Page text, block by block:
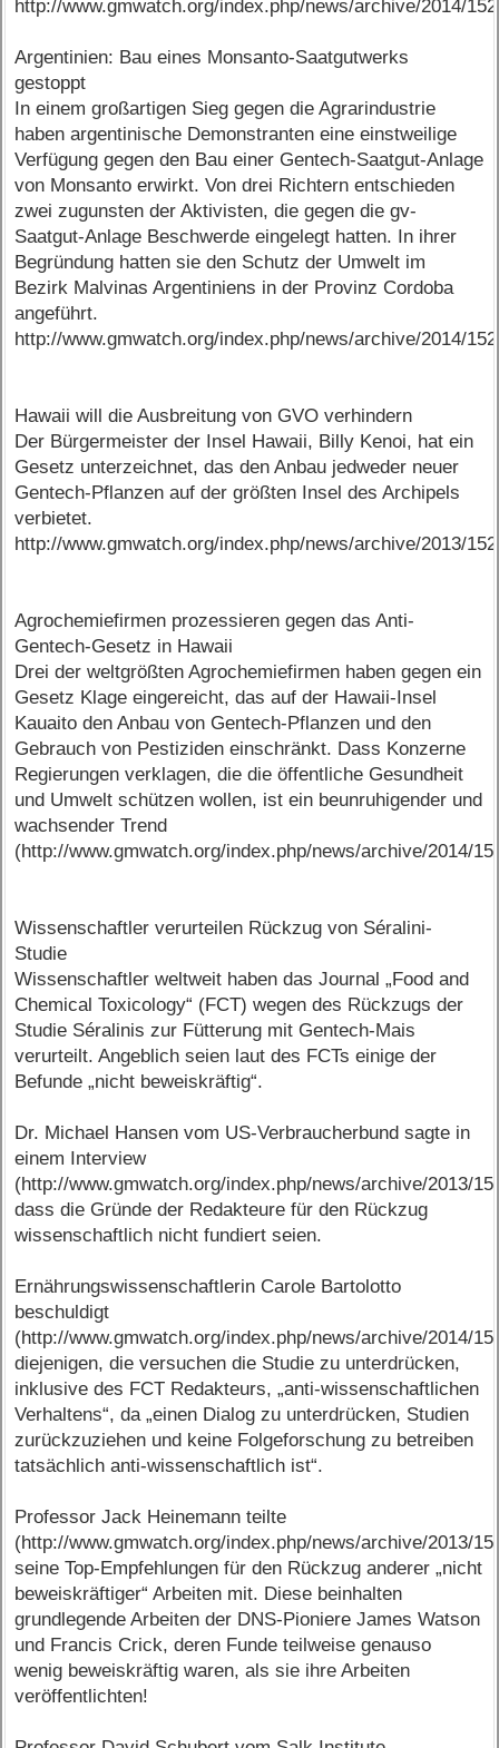
http://www.gmwatch.org/index.php/news/archive/2014/
Argentinien: Bau eines Monsanto-Saatgutwerks
gestoppt
In einem großartigen Sieg gegen die Agrarindustrie
haben argentinische Demonstranten eine einstweilige
Verfügung gegen den Bau einer Gentech-Saatgut-Anlage
von Monsanto erwirkt. Von drei Richtern entschieden
zwei zugunsten der Aktivisten, die gegen die gv-
Saatgut-Anlage Beschwerde eingelegt hatten. In ihrer
Begründung hatten sie den Schutz der Umwelt im
Bezirk Malvinas Argentiniens in der Provinz Cordoba
angeführt.
http://www.gmwatch.org/index.php/news/archive/2014/
Hawaii will die Ausbreitung von GVO verhindern
Der Bürgermeister der Insel Hawaii, Billy Kenoi, hat ein
Gesetz unterzeichnet, das den Anbau jedweder neuer
Gentech-Pflanzen auf der größten Insel des Archipels
verbietet.
http://www.gmwatch.org/index.php/news/archive/2013/
Agrochemiefirmen prozessieren gegen das Anti-
Gentech-Gesetz in Hawaii
Drei der weltgrößten Agrochemiefirmen haben gegen ein
Gesetz Klage eingereicht, das auf der Hawaii-Insel
Kauaito den Anbau von Gentech-Pflanzen und den
Gebrauch von Pestiziden einschränkt. Dass Konzerne
Regierungen verklagen, die die öffentliche Gesundheit
und Umwelt schützen wollen, ist ein beunruhigender und
wachsender Trend
(http://www.gmwatch.org/index.php/news/archive/2014/
Wissenschaftler verurteilen Rückzug von Séralini-
Studie
Wissenschaftler weltweit haben das Journal „Food and
Chemical Toxicology“ (FCT) wegen des Rückzugs der
Studie Séralinis zur Fütterung mit Gentech-Mais
verurteilt. Angeblich seien laut des FCTs einige der
Befunde „nicht beweiskräftig“.
Dr. Michael Hansen vom US-Verbraucherbund sagte in
einem Interview
(http://www.gmwatch.org/index.php/news/archive/2013/
dass die Gründe der Redakteure für den Rückzug
wissenschaftlich nicht fundiert seien.
Ernährungswissenschaftlerin Carole Bartolotto
beschuldigt
(http://www.gmwatch.org/index.php/news/archive/2014/
diejenigen, die versuchen die Studie zu unterdrücken,
inklusive des FCT Redakteurs, „anti-wissenschaftlichen
Verhaltens“, da „einen Dialog zu unterdrücken, Studien
zurückzuziehen und keine Folgeforschung zu betreiben
tatsächlich anti-wissenschaftlich ist“.
Professor Jack Heinemann teilte
(http://www.gmwatch.org/index.php/news/archive/2013/
seine Top-Empfehlungen für den Rückzug anderer „nicht
beweiskräftiger“ Arbeiten mit. Diese beinhalten
grundlegende Arbeiten der DNS-Pioniere James Watson
und Francis Crick, deren Funde teilweise genauso
wenig beweiskräftig waren, als sie ihre Arbeiten
veröffentlichten!